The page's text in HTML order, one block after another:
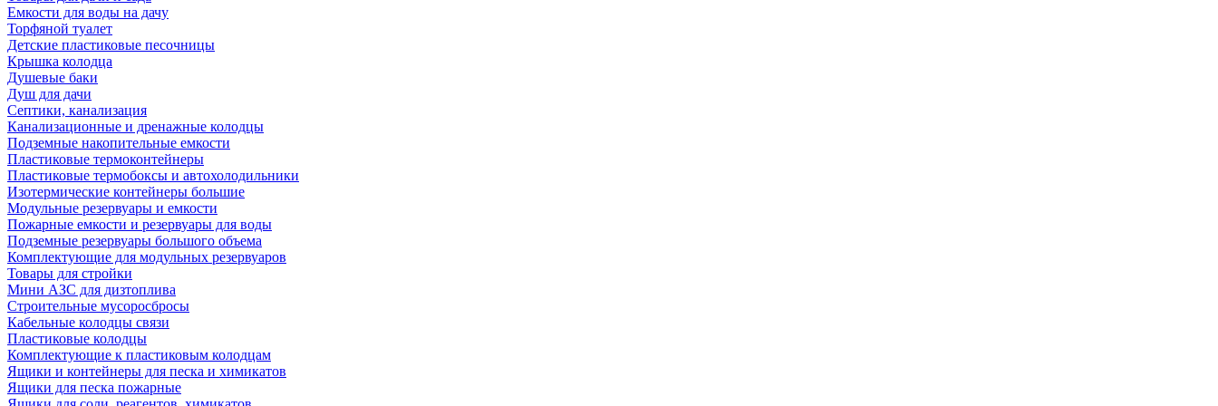
Емкости для воды на дачу
Торфяной туалет
Детские пластиковые песочницы
Крышка колодца
Душевые баки
Душ для дачи
Септики, канализация
Канализационные и дренажные колодцы
Подземные накопительные емкости
Пластиковые термоконтейнеры
Пластиковые термобоксы и автохолодильники
Изотермические контейнеры большие
Модульные резервуары и емкости
Пожарные емкости и резервуары для воды
Подземные резервуары большого объема
Комплектующие для модульных резервуаров
Товары для стройки
Мини АЗС для дизтоплива
Строительные мусоросбросы
Кабельные колодцы связи
Пластиковые колодцы
Комплектующие к пластиковым колодцам
Ящики и контейнеры для песка и химикатов
Ящики для песка пожарные